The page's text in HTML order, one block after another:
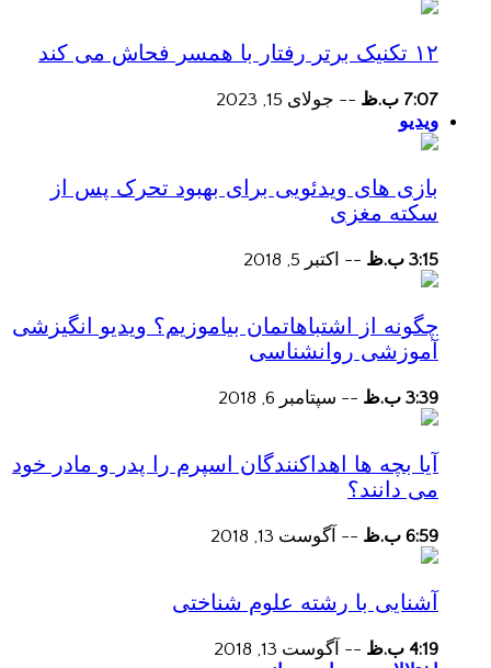
۱۲ تکنیک برتر رفتار با همسر فحاش می کند
7:07 ب.ظ -- جولای 15, 2023
ویدیو
بازی های ویدئویی برای بهبود تحرک پس از
سکته مغزی
3:15 ب.ظ -- اکتبر 5, 2018
چگونه از اشتباهاتمان بیاموزیم؟ ویدیو انگیزشی
آموزشی روانشناسی
3:39 ب.ظ -- سپتامبر 6, 2018
آیا بچه ها اهداکنندگان اسپرم را پدر و مادر خود
می دانند؟
6:59 ب.ظ -- آگوست 13, 2018
آشنایی با رشته علوم شناختی
4:19 ب.ظ -- آگوست 13, 2018